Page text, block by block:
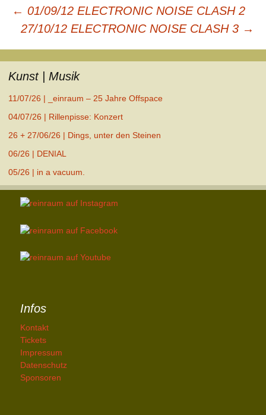
Beitrags-
Navigation
← 01/09/12 ELECTRONIC NOISE CLASH 2
27/10/12 ELECTRONIC NOISE CLASH 3 →
Kunst | Musik
11/07/26 | _einraum – 25 Jahre Offspace
04/07/26 | Rillenpisse: Konzert
26 + 27/06/26 | Dings, unter den Steinen
06/26 | DENIAL
05/26 | in a vacuum.
Infos
Kontakt
Tickets
Impressum
Datenschutz
Sponsoren